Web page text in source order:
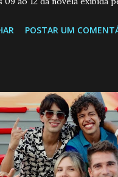
Semanal do SBT de 08/
que ele demonstrou
tanto desejou durante
de Gabriel e imagina
quando conseguir
suposta infidelidade de
POSTAR UM